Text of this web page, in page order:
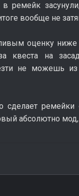
ремейк
вообще не
оценку ниже
квеста на
не можешь
сделает ремейки
абсолютно мод,